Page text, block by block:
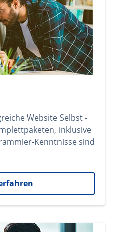
Website Selbst -
inklusive
Kenntnisse sind